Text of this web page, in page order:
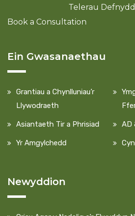
Telerau
Book a Consultation
Ein Gwasanaethau
Grantiau a Chynlluniau’r
Llywodraeth
Asiantaeth Tir a Phrisiad AD
Yr Amgylchedd
Newyddion